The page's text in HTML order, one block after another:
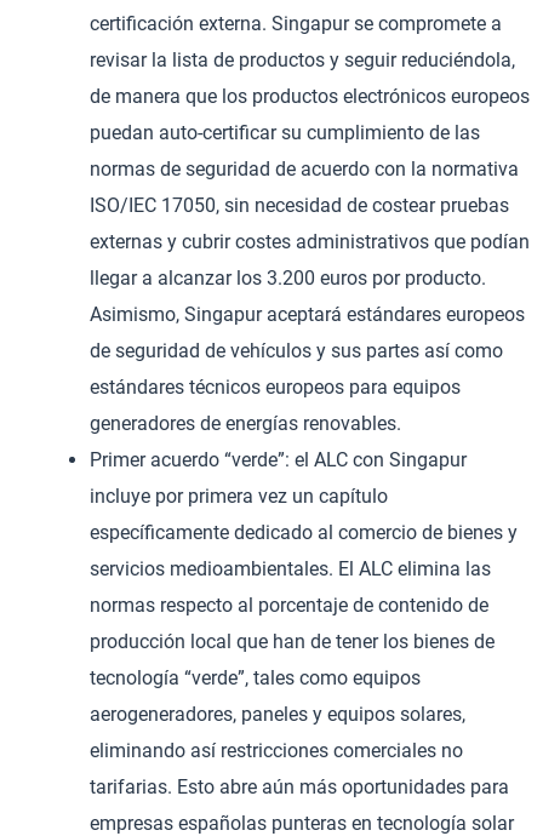
certificación externa. Singapur se compromete a
revisar la lista de productos y seguir reduciéndola,
de manera que los productos electrónicos europeos
puedan auto-certificar su cumplimiento de las
normas de seguridad de acuerdo con la normativa
ISO/IEC 17050, sin necesidad de costear pruebas
externas y cubrir costes administrativos que podían
llegar a alcanzar los 3.200 euros por producto.
Asimismo, Singapur aceptará estándares europeos
de seguridad de vehículos y sus partes así como
estándares técnicos europeos para equipos
generadores de energías renovables.
Primer acuerdo “verde”: el ALC con Singapur
incluye por primera vez un capítulo
específicamente dedicado al comercio de bienes y
servicios medioambientales. El ALC elimina las
normas respecto al porcentaje de contenido de
producción local que han de tener los bienes de
tecnología “verde”, tales como equipos
aerogeneradores, paneles y equipos solares,
eliminando así restricciones comerciales no
tarifarias. Esto abre aún más oportunidades para
empresas españolas punteras en tecnología solar